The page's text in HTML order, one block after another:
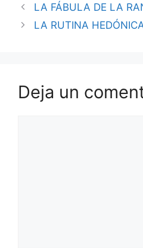
LA FÁBULA DE LA
LA RUTINA
Deja un